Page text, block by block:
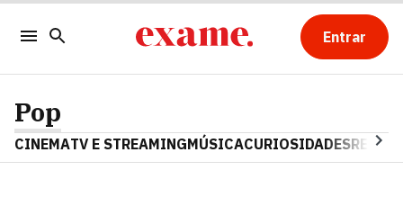
Entrar
Pop
CINEMATV E STREAMINGMÚSICACURIOSIDADES